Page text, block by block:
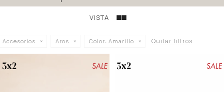
Accesorios Aros Color: Amarillo Quitar filtros